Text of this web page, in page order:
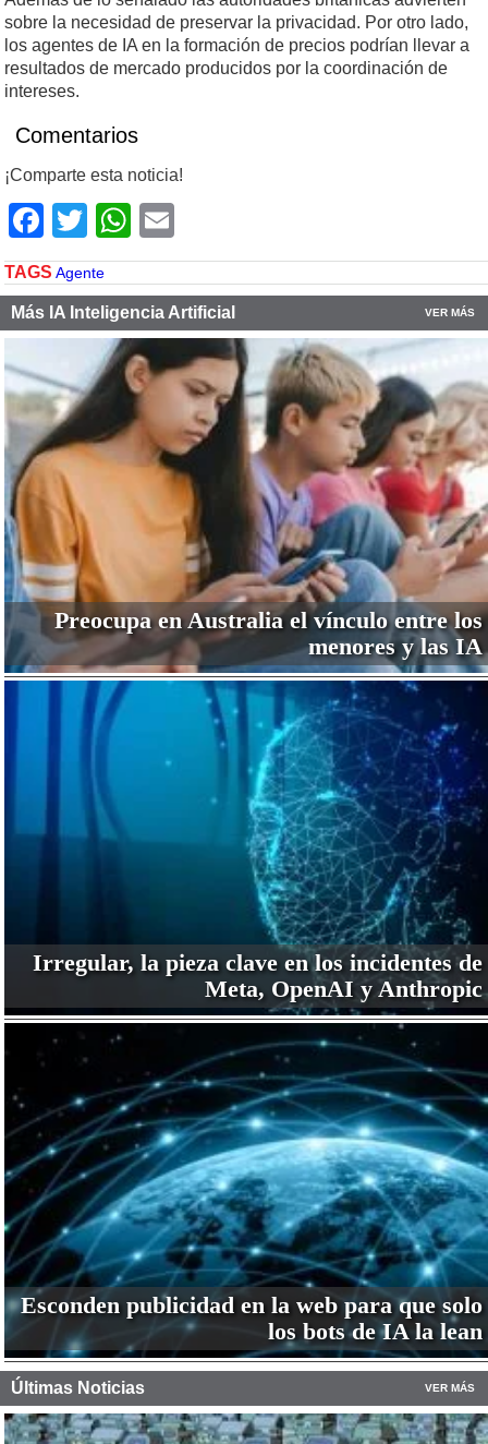
sobre la necesidad de preservar la privacidad. Por otro lado,
los agentes de IA en la formación de precios podrían llevar a
resultados de mercado producidos por la coordinación de
intereses.
Comentarios
¡Comparte esta noticia!
Facebook
TwitterWhatsApp
TAGS Agente
Más IA Inteligencia Artificial VER MÁS
Preocupa en Australia el vínculo entre los
menores y las IA
Irregular, la pieza clave en los incidentes de
Meta, OpenAI y Anthropic
Esconden publicidad en la web para que solo
los bots de IA la lean
Últimas Noticias VER MÁS